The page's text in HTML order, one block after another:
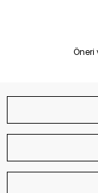
Öneri